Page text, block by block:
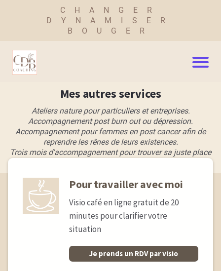
CHANGER
DYNAMISER
BOUGER
Mes autres services
Ateliers nature pour particuliers et entreprises.
Accompagnement post burn out ou dépression.
Accompagnement pour femmes en post cancer afin de
reprendre les rênes de leurs existences.
Trois mois d'accompagnement pour trouver sa juste place
Pour travailler avec moi
Visio café en ligne gratuit de 20
minutes pour clarifier votre
situation
Je prends un RDV par visio